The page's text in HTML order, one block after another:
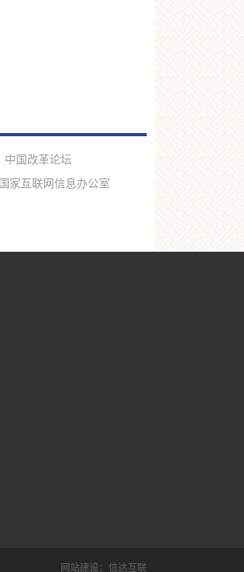
中国改革论坛
国家互联网信息办公室
网站建设： 信达互联